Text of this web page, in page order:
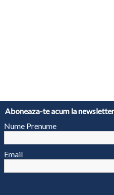
Aboneaza-te acum la
Nume Prenume
Email